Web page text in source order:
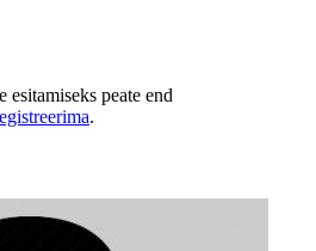
esitamiseks peate end
.